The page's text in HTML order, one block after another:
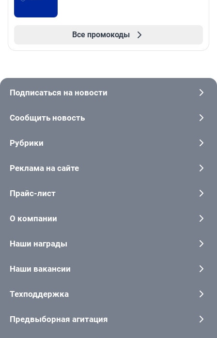
Все промокоды
Подписаться на новости
Сообщить новость
Рубрики
Реклама на сайте
Прайс-лист
О компании
Наши награды
Наши вакансии
Техподдержка
Предвыборная агитация